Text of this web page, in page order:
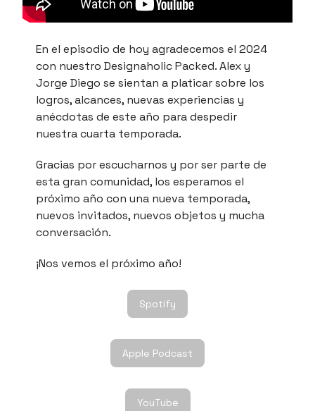
En el episodio de hoy agradecemos el 2024
con nuestro Designaholic Packed. Alex y
Jorge Diego se sientan a platicar sobre los
logros, alcances, nuevas experiencias y
anécdotas de este año para despedir
nuestra cuarta temporada.
Gracias por escucharnos y por ser parte de
esta gran comunidad, los esperamos el
próximo año con una nueva temporada,
nuevos invitados, nuevos objetos y mucha
conversación.
¡Nos vemos el próximo año!
Spotify
Apple Podcast
YouTube